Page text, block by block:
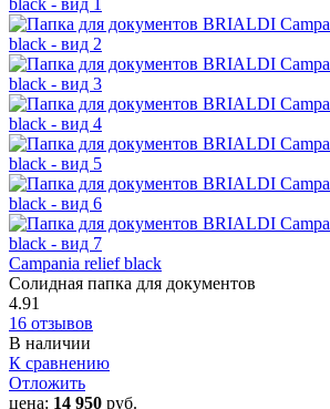
Campania relief black
Солидная папка для документов
4.91
16 отзывов
В наличии
К сравнению
Отложить
цена: 14 950 руб.